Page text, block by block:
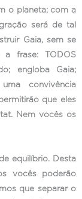
o planeta; com a
será de tal
Gaia, sem se
a frase: TODOS
engloba Gaia;
convivência
que eles
Nem vocês os
equilíbrio. Desta
vocês poderão
que separar o